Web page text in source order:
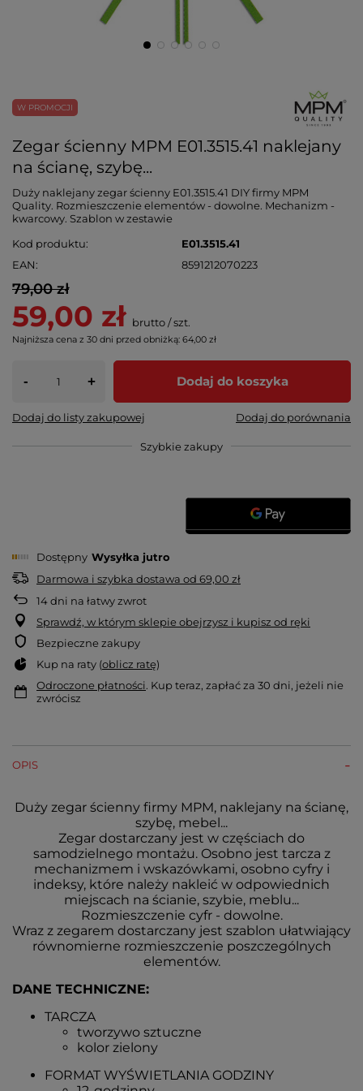
W PROMOCJI
Zegar ścienny MPM E01.3515.41 naklejany
na ścianę, szybę...
Duży naklejany zegar ścienny E01.3515.41 DIY firmy MPM
Quality. Rozmieszczenie elementów - dowolne. Mechanizm -
kwarcowy. Szablon w zestawie
Kod produktu
E01.3515.41
EAN
8591212070223
79,00 zł
59,00 zł brutto/szt.
Najniższa cena z 30 dni przed obniżką: 64,00 zł
- + Dodaj do koszyka
Dodaj do listy zakupowej Dodaj do porównania
Szybkie zakupy
Dostępny Wysyłka jutro
Darmowa i szybka dostawa od 69,00 zł
14dni na łatwy zwrot
Sprawdź, w którym sklepie obejrzysz i kupisz od ręki
Bezpieczne zakupy
Kup na raty (oblicz ratę)
Odroczone płatności. Kup teraz, zapłać za 30 dni, jeżeli nie
zwrócisz
OPIS
Duży zegar ścienny firmy MPM, naklejany na ścianę,
szybę, mebel...
Zegar dostarczany jest w częściach do
samodzielnego montażu. Osobno jest tarcza z
mechanizmem i wskazówkami, osobno cyfry i
indeksy, które należy nakleić w odpowiednich
miejscach na ścianie, szybie, meblu...
Rozmieszczenie cyfr - dowolne.
Wraz z zegarem dostarczany jest szablon ułatwiający
równomierne rozmieszczenie poszczególnych
elementów.
DANE TECHNICZNE:
TARCZA
tworzywo sztuczne
kolor zielony
FORMAT WYŚWIETLANIA GODZINY